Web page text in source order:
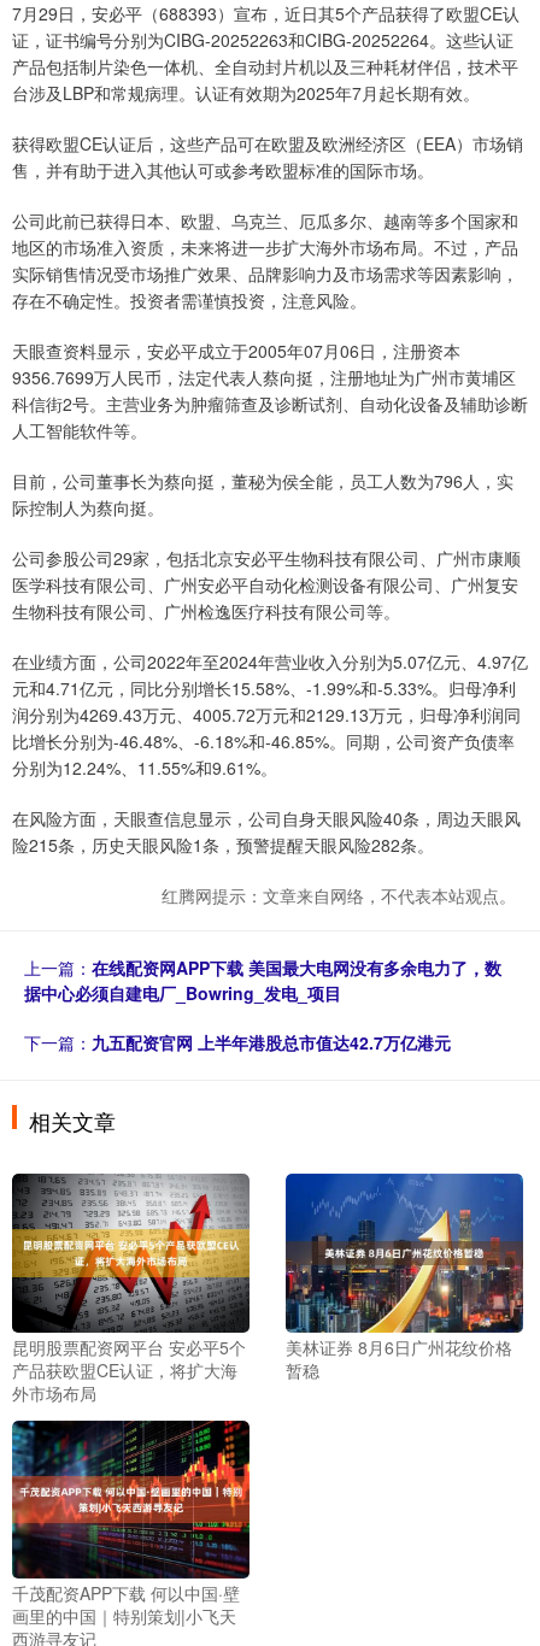
7月29日，安必平（688393）宣布，近日其5个产品获得了欧盟CE认
证，证书编号分别为CIBG-20252263和CIBG-20252264。这些认证
产品包括制片染色一体机、全自动封片机以及三种耗材伴侣，技术平
台涉及LBP和常规病理。认证有效期为2025年7月起长期有效。
获得欧盟CE认证后，这些产品可在欧盟及欧洲经济区（EEA）市场销
售，并有助于进入其他认可或参考欧盟标准的国际市场。
公司此前已获得日本、欧盟、乌克兰、厄瓜多尔、越南等多个国家和
地区的市场准入资质，未来将进一步扩大海外市场布局。不过，产品
实际销售情况受市场推广效果、品牌影响力及市场需求等因素影响，
存在不确定性。投资者需谨慎投资，注意风险。
天眼查资料显示，安必平成立于2005年07月06日，注册资本
9356.7699万人民币，法定代表人蔡向挺，注册地址为广州市黄埔区
科信街2号。主营业务为肿瘤筛查及诊断试剂、自动化设备及辅助诊断
人工智能软件等。
目前，公司董事长为蔡向挺，董秘为侯全能，员工人数为796人，实
际控制人为蔡向挺。
公司参股公司29家，包括北京安必平生物科技有限公司、广州市康顺
医学科技有限公司、广州安必平自动化检测设备有限公司、广州复安
生物科技有限公司、广州检逸医疗科技有限公司等。
在业绩方面，公司2022年至2024年营业收入分别为5.07亿元、4.97亿
元和4.71亿元，同比分别增长15.58%、-1.99%和-5.33%。归母净利
润分别为4269.43万元、4005.72万元和2129.13万元，归母净利润同
比增长分别为-46.48%、-6.18%和-46.85%。同期，公司资产负债率
分别为12.24%、11.55%和9.61%。
在风险方面，天眼查信息显示，公司自身天眼风险40条，周边天眼风
险215条，历史天眼风险1条，预警提醒天眼风险282条。
红腾网提示：文章来自网络，不代表本站观点。
上一篇： 在线配资网APP下载 美国最大电网没有多余电力了，数
据中心必须自建电厂_Bowring_发电_项目
下一篇： 九五配资官网 上半年港股总市值达42.7万亿港元
相关文章
昆明股票配资网平台 安必平5个
产品获欧盟CE认证，将扩大海
外市场布局
美林证券 8月6日广州花纹价格
暂稳
千茂配资APP下载 何以中国·壁
画里的中国｜特别策划|小飞天
西游寻友记